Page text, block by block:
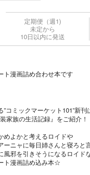
定期便（週1)
未定から
10日以内に発送
ト漫画詰め合わせ本です
ミックマーケット101”新刊
家族の生活記録』をご紹介！
めよかと考えるロイドや
ニャに毎日姉さんと寝ろと
風邪を引きそうになるロイド
ト漫画詰め込み本☆